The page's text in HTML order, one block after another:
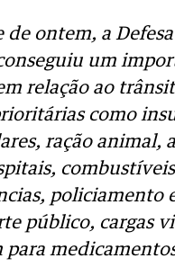
de ontem, a
um
relação ao
como
ração animal,
policiamento
público, cargas
para